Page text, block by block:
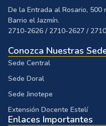
De la Entrada al Rosario,
Barrio el Jazmín.
2710-2626 / 2710-2627 /
Conozca Nuestras
Sede Central
Sede Doral
Sede Jinotepe
Extensión Docente Estelí
Enlaces Importantes